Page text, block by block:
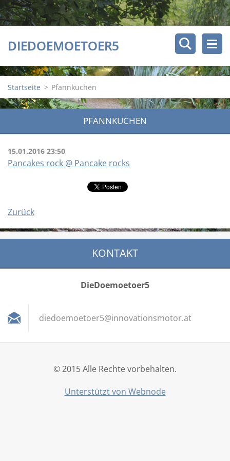
DIEDOEMOETOER5
Startseite > Pfannkuchen
PFANNKUCHEN
15.01.2016 23:50
Pancakes rock @ Pancake rocks
Zurück
KONTAKT
DieDoemoetoer5
diedoemoetoer5@innovationsmotor.at
© 2015 Alle Rechte vorbehalten.
Unterstützt von Webnode